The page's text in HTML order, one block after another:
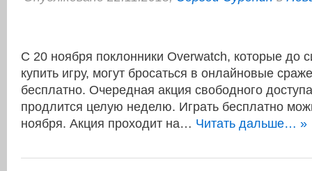
С 20 ноября поклонники Overwatch, которые до
купить игру, могут бросаться в онлайновые
бесплатно. Очередная акция свободного
продлится целую неделю. Играть бесплатно
ноября. Акция проходит на… Читать дальше… »